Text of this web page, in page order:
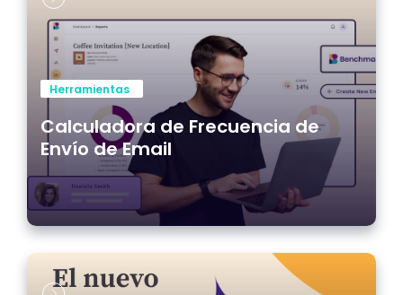
Herramientas
Calculadora de Frecuencia de
Envío de Email